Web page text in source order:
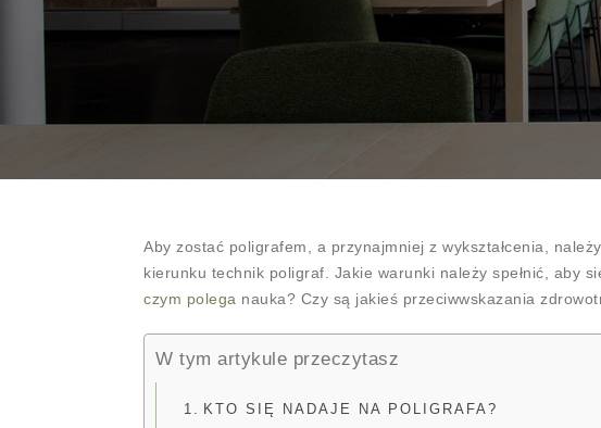
Aby zostać poligrafem, a przynajmniej z wykształcenia,
kierunku technik poligraf. Jakie warunki należy spełnić, aby
czym polega nauka? Czy są jakieś przeciwwskazania
W tym artykule przeczytasz
KTO SIĘ NADAJE NA POLIGRAFA?